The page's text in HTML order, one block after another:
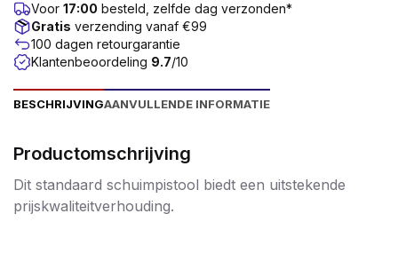
Voor 17:00 besteld, zelfde dag verzonden*
Gratis verzending vanaf €99
100 dagen retourgarantie
Klantenbeoordeling 9.7/10
BESCHRIJVINGAANVULLENDE INFORMATIE
Productomschrijving
Dit standaard schuimpistool biedt een uitstekende
prijskwaliteitverhouding.